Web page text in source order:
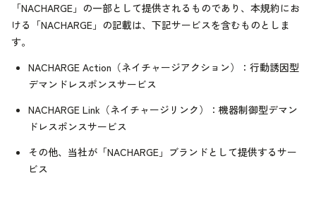
「NACHARGE」の一部として提供されるものであり、本規約にお
ける「NACHARGE」の記載は、下記サービスを含むものとしま
す。
NACHARGE Action（ネイチャージアクション）：行動誘因型
デマンドレスポンスサービス
NACHARGE Link（ネイチャージリンク）：機器制御型デマン
ドレスポンスサービス
その他、当社が「NACHARGE」ブランドとして提供するサー
ビス